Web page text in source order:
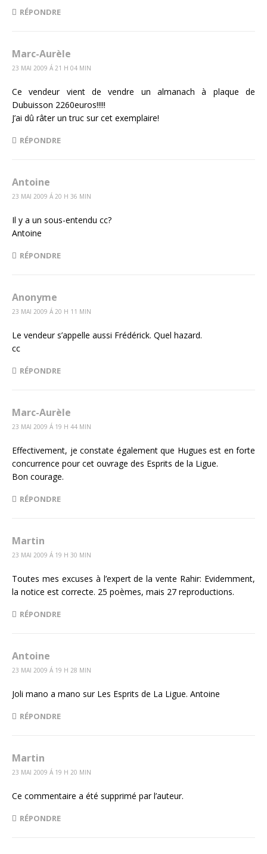
RÉPONDRE
Marc-Aurèle
23 MAI 2009 Á 21 H 04 MIN
Ce vendeur vient de vendre un almanach à plaque de
Dubuisson 2260euros!!!!!
J’ai dû râter un truc sur cet exemplaire!
RÉPONDRE
Antoine
23 MAI 2009 Á 20 H 36 MIN
Il y a un sous-entendu cc?
Antoine
RÉPONDRE
Anonyme
23 MAI 2009 Á 20 H 11 MIN
Le vendeur s’appelle aussi Frédérick. Quel hazard.
cc
RÉPONDRE
Marc-Aurèle
23 MAI 2009 Á 19 H 44 MIN
Effectivement, je constate également que Hugues est en forte
concurrence pour cet ouvrage des Esprits de la Ligue.
Bon courage.
RÉPONDRE
Martin
23 MAI 2009 Á 19 H 30 MIN
Toutes mes excuses à l’expert de la vente Rahir: Evidemment,
la notice est correcte. 25 poèmes, mais 27 reproductions.
RÉPONDRE
Antoine
23 MAI 2009 Á 19 H 28 MIN
Joli mano a mano sur Les Esprits de La Ligue. Antoine
RÉPONDRE
Martin
23 MAI 2009 Á 19 H 20 MIN
Ce commentaire a été supprimé par l’auteur.
RÉPONDRE